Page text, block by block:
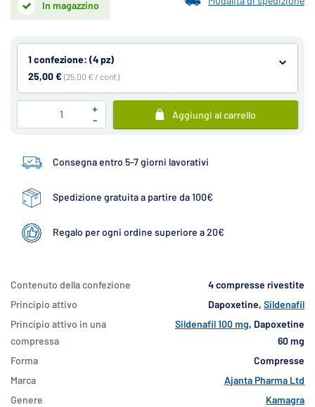
In magazzino
1 confezione: (4 pz)
25,00 € (25,00 € / conf.)
+
-
Aggiungi al carrello
Consegna entro 5-7 giorni lavorativi
Spedizione gratuita a partire da 100€
Regalo per ogni ordine superiore a 20€
Contenuto della confezione
4 compresse rivestite
Principio attivo
Dapoxetine, Sildenafil
Principio attivo in una
compressa
Sildenafil 100 mg, Dapoxetine
60 mg
Forma
Compresse
Marca
Ajanta Pharma Ltd
Genere
Kamagra